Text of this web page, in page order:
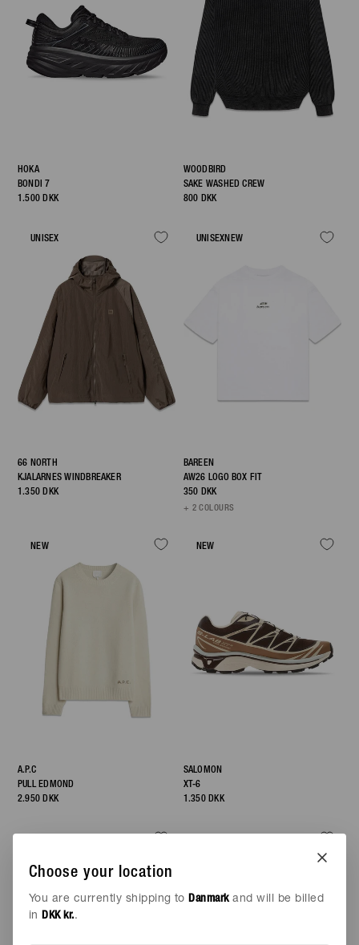
Choose your location
You are currently shipping to Danmarkand will be billed
in
DKK kr..
HOKA
BONDI 7
1.500 DKK
WOODBIRD
SAKE WASHED CREW
800 DKK
UNISEX
66 NORTH
KJALARNES WINDBREAKER
1.350 DKK
UNISEXNEW
BAREEN
AW26 LOGO BOX FIT
350 DKK
+ 2 COLOURS
NEW
A.P.C
PULL EDMOND
2.950 DKK
NEW
SALOMON
XT-6
1.350 DKK